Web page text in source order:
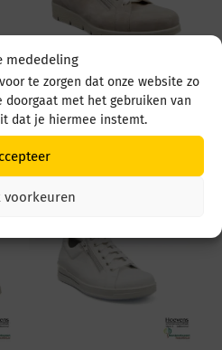
mededeling
te zorgen dat onze website zo
met het gebruiken van
dat je hiermee instemt.
voorkeuren
Durea 6298 095 6298
0945 1514 Avorio
€249,95